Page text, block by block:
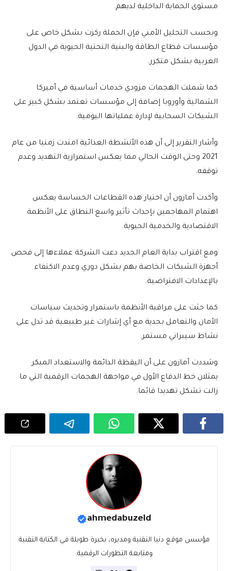
مستوى الحماية الداخلية لديهم.
وبحسب التحليل الأمني فإن الحملة ركزت بشكل خاص على
مؤسسات قطاع الطاقة والبنية التحتية الحيوية في الدول
الغربية بشكل متكرر.
كما شملت الهجمات مزودي خدمات أساسية في أميركا
الشمالية وأوروبا إضافة إلى مؤسسات تعتمد بشكل كبير على
الشبكات السحابية لإدارة عملياتها اليومية.
وأشار التقرير إلى أن هذه الأنشطة العدائية امتدت زمنيا من عام
2021 وحتى الوقت الحالي مما يعكس استمرارية التهديد وعدم
توقفه.
وأكدت أمازون أن اختيار هذه القطاعات الحساسة يعكس
اهتمام المهاجمين بإحداث تأثير واسع النطاق على الأنظمة
الاقتصادية والخدمية الحيوية.
ومع اقتراب بداية العام الجديد دعت الشركة عملاءها إلى فحص
أجهزة الشبكات الخاصة بهم بشكل دوري وعدم الاكتفاء
بالإعدادات الافتراضية.
كما حثت على مراقبة الأنظمة باستمرار وتحديث سياسات
الأمان والتعامل بجدية مع أي إشارات غير طبيعية قد تدل على
نشاط سيبراني مستمر.
وشددت أمازون على أن اليقظة الدائمة والاستعداد المبكر
يمثلان خط الدفاع الأول في مواجهة الهجمات الرقمية التي ما
زالت تشكل تهديدا قائما.
ahmedabuzeid
مؤسس موقع دنيا التقنية ومديره، بخبرة طويلة في الكتابة التقنية
ومتابعة التطورات الرقمية.